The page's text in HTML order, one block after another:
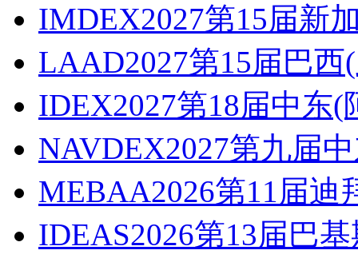
IMDEX2027第15届新
LAAD2027第15届巴
IDEX2027第18届中东(
NAVDEX2027第九届
MEBAA2026第11届迪
IDEAS2026第13届巴